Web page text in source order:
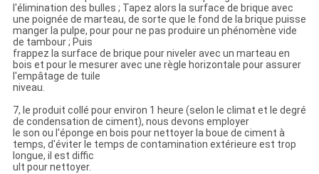
l'élimination des bulles ; Tapez alors la surface de brique avec
une poignée de marteau, de sorte que le fond de la brique puisse
manger la pulpe, pour pour ne pas produire un phénomène vide
de tambour ; Puis
frappez la surface de brique pour niveler avec un marteau en
bois et pour le mesurer avec une règle horizontale pour assurer
l'empâtage de tuile
niveau.
7, le produit collé pour environ 1 heure (selon le climat et le degré
de condensation de ciment), nous devons employer
le son ou l'éponge en bois pour nettoyer la boue de ciment à
temps, d'éviter le temps de contamination extérieure est trop
longue, il est diffic
ult pour nettoyer.